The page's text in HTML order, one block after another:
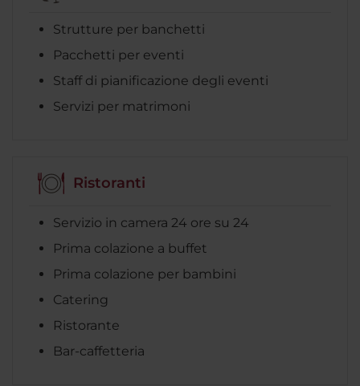
Strutture per banchetti
Pacchetti per eventi
Staff di pianificazione degli eventi
Servizi per matrimoni
Ristoranti
Servizio in camera 24 ore su 24
Prima colazione a buffet
Prima colazione per bambini
Catering
Ristorante
Bar-caffetteria